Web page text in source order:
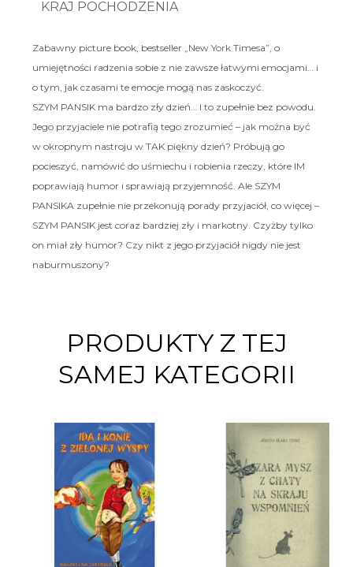
KRAJ POCHODZENIA
Zabawny picture book, bestseller „New York Timesa”, o
umiejętności radzenia sobie z nie zawsze łatwymi emocjami… i
o tym, jak czasami te emocje mogą nas zaskoczyć.
SZYM PANSIK ma bardzo zły dzień… I to zupełnie bez powodu.
Jego przyjaciele nie potrafią tego zrozumieć – jak można być
w okropnym nastroju w TAK piękny dzień? Próbują go
pocieszyć, namówić do uśmiechu i robienia rzeczy, które IM
poprawiają humor i sprawiają przyjemność. Ale SZYM
PANSIKA zupełnie nie przekonują porady przyjaciół, co więcej –
SZYM PANSIK jest coraz bardziej zły i markotny. Czyżby tylko
on miał zły humor? Czy nikt z jego przyjaciół nigdy nie jest
naburmuszony?
PRODUKTY Z TEJ
SAMEJ KATEGORII